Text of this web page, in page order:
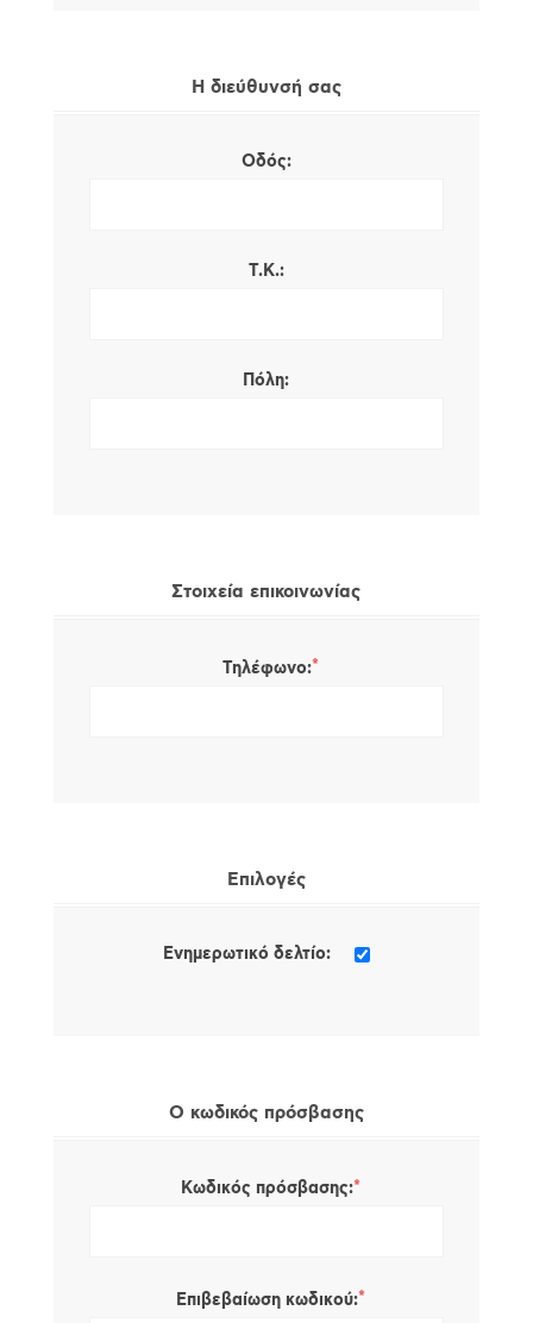
Η διεύθυνσή σας
Οδός:
Τ.Κ.:
Πόλη:
Στοιχεία επικοινωνίας
Τηλέφωνο:*
Επιλογές
Ενημερωτικό δελτίο:
Ο κωδικός πρόσβασης
Κωδικός πρόσβασης:*
Επιβεβαίωση κωδικού:*